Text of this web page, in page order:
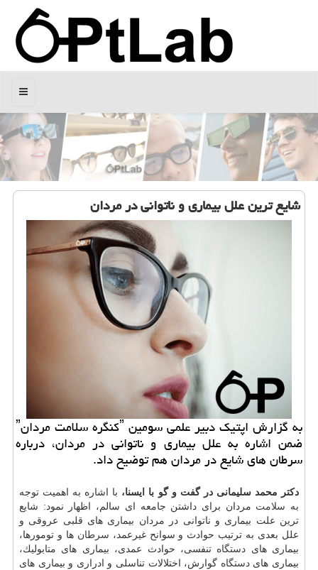
منو
شایع ترین علل بیماری و ناتوانی در مردان
به گزارش اپتیك دبیر علمی سومین ˮكنگره سلامت مردانˮ
ضمن اشاره به علل بیماری و ناتوانی در مردان، درباره
سرطان های شایع در مردان هم توضیح داد.
دكتر محمد سلیمانی در گفت و گو با ایسنا، با اشاره به اهمیت توجه
به سلامت مردان برای داشتن جامعه ای سالم، اظهار نمود: شایع
ترین علت بیماری و ناتوانی در مردان بیماری های قلبی عروقی و
علل بعدی به ترتیب حوادث و سوانح غیرعمد، سرطان ها و تومورها،
بیماری های دستگاه تنفسی، حوادث عمدی، بیماری های متابولیك،
بیماری هایدستگاه گوارش، اختلالات تناسلی و ادراری و بیماری های